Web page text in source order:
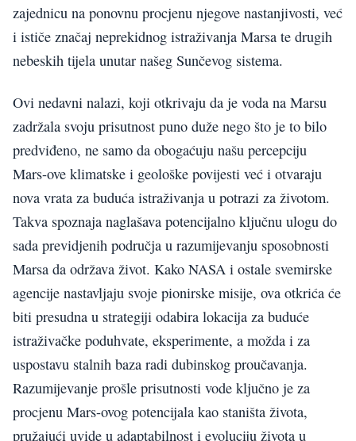
zajednicu na ponovnu procjenu njegove nastanjivosti, već
i ističe značaj neprekidnog istraživanja Marsa te drugih
nebeskih tijela unutar našeg Sunčevog sistema.
Ovi nedavni nalazi, koji otkrivaju da je voda na Marsu
zadržala svoju prisutnost puno duže nego što je to bilo
predviđeno, ne samo da obogaćuju našu percepciju
Mars-ove klimatske i geološke povijesti već i otvaraju
nova vrata za buduća istraživanja u potrazi za životom.
Takva spoznaja naglašava potencijalno ključnu ulogu do
sada previdjenih područja u razumijevanju sposobnosti
Marsa da održava život. Kako NASA i ostale svemirske
agencije nastavljaju svoje pionirske misije, ova otkrića će
biti presudna u strategiji odabira lokacija za buduće
istraživačke poduhvate, eksperimente, a možda i za
uspostavu stalnih baza radi dubinskog proučavanja.
Razumijevanje prošle prisutnosti vode ključno je za
procjenu Mars-ovog potencijala kao staništa života,
pružajući uvide u adaptabilnost i evoluciju života u